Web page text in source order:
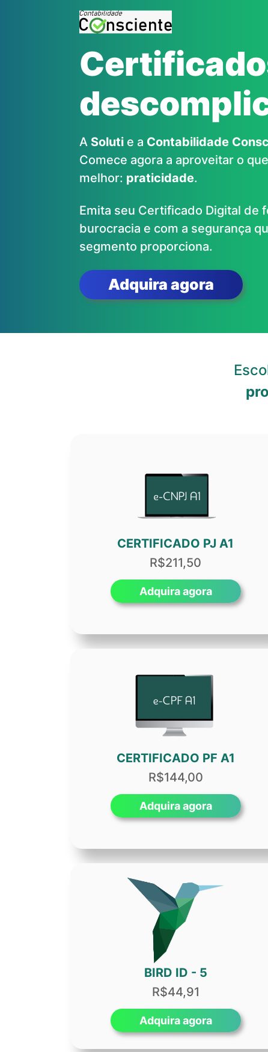
A Soluti e a Contabilidade
Comece agora a aproveitar o
melhor: praticidade.
Emita seu Certificado Digital de
burocracia e com a segurança
segmento proporciona.
Adquira agora
CERTIFICADO PJ A1
R$211,50
Adquira agora
CERTIFICADO PF A1
R$144,00
Adquira agora
BIRD ID - 5
R$44,91
Adquira agora